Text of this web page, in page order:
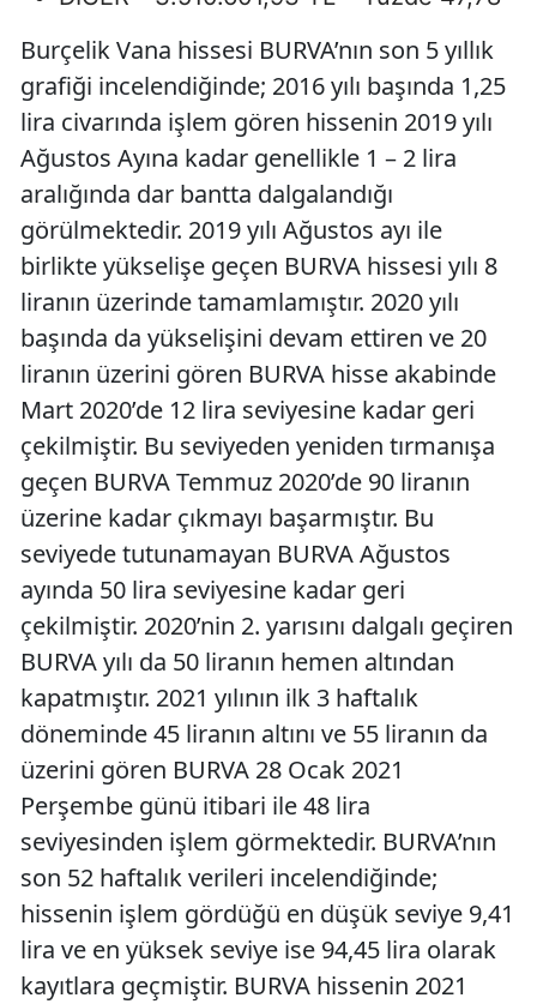
Burçelik Vana hissesi BURVA’nın son 5 yıllık
grafiği incelendiğinde; 2016 yılı başında 1,25
lira civarında işlem gören hissenin 2019 yılı
Ağustos Ayına kadar genellikle 1 – 2 lira
aralığında dar bantta dalgalandığı
görülmektedir. 2019 yılı Ağustos ayı ile
birlikte yükselişe geçen BURVA hissesi yılı 8
liranın üzerinde tamamlamıştır. 2020 yılı
başında da yükselişini devam ettiren ve 20
liranın üzerini gören BURVA hisse akabinde
Mart 2020’de 12 lira seviyesine kadar geri
çekilmiştir. Bu seviyeden yeniden tırmanışa
geçen BURVA Temmuz 2020’de 90 liranın
üzerine kadar çıkmayı başarmıştır. Bu
seviyede tutunamayan BURVA Ağustos
ayında 50 lira seviyesine kadar geri
çekilmiştir. 2020’nin 2. yarısını dalgalı geçiren
BURVA yılı da 50 liranın hemen altından
kapatmıştır. 2021 yılının ilk 3 haftalık
döneminde 45 liranın altını ve 55 liranın da
üzerini gören BURVA 28 Ocak 2021
Perşembe günü itibari ile 48 lira
seviyesinden işlem görmektedir. BURVA’nın
son 52 haftalık verileri incelendiğinde;
hissenin işlem gördüğü en düşük seviye 9,41
lira ve en yüksek seviye ise 94,45 lira olarak
kayıtlara geçmiştir. BURVA hissenin 2021